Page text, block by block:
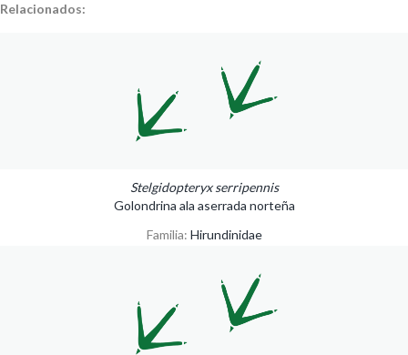
Relacionados:
Stelgidopteryx serripennis
Golondrina ala aserrada norteña
Familia: Hirundinidae